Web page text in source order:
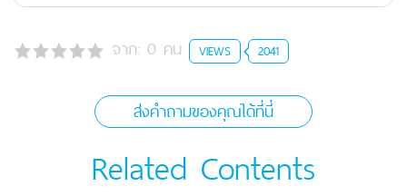
จาก: 0 คน VIEWS 2041
ส่งคำถามของคุณได้ที่นี่
Related Contents